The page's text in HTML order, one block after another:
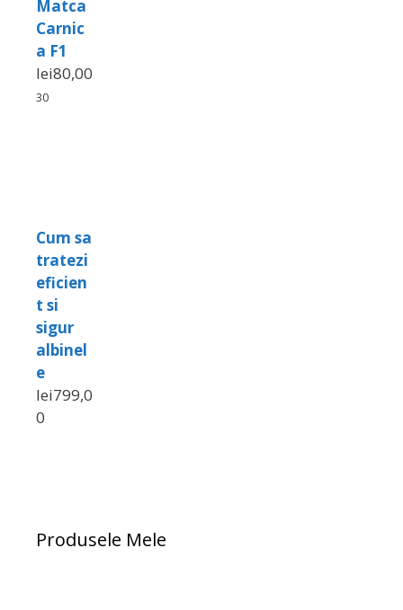
Matca
Carnic
a F1
lei80,00
30
Cum sa
tratezi
eficien
t si
sigur
albinel
e
lei799,0
0
Produsele Mele